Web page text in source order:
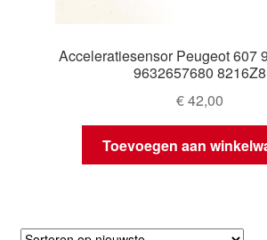
Acceleratiesensor Peugeot 607
9632657680 8216Z8
€42,00
Toevoegen aan